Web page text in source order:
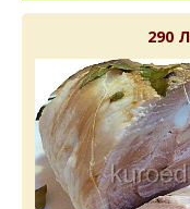
290